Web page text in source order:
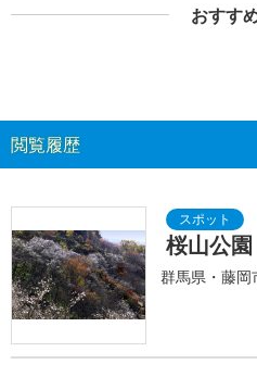
おすす
閲覧履歴
桜山公園
群馬県・藤岡